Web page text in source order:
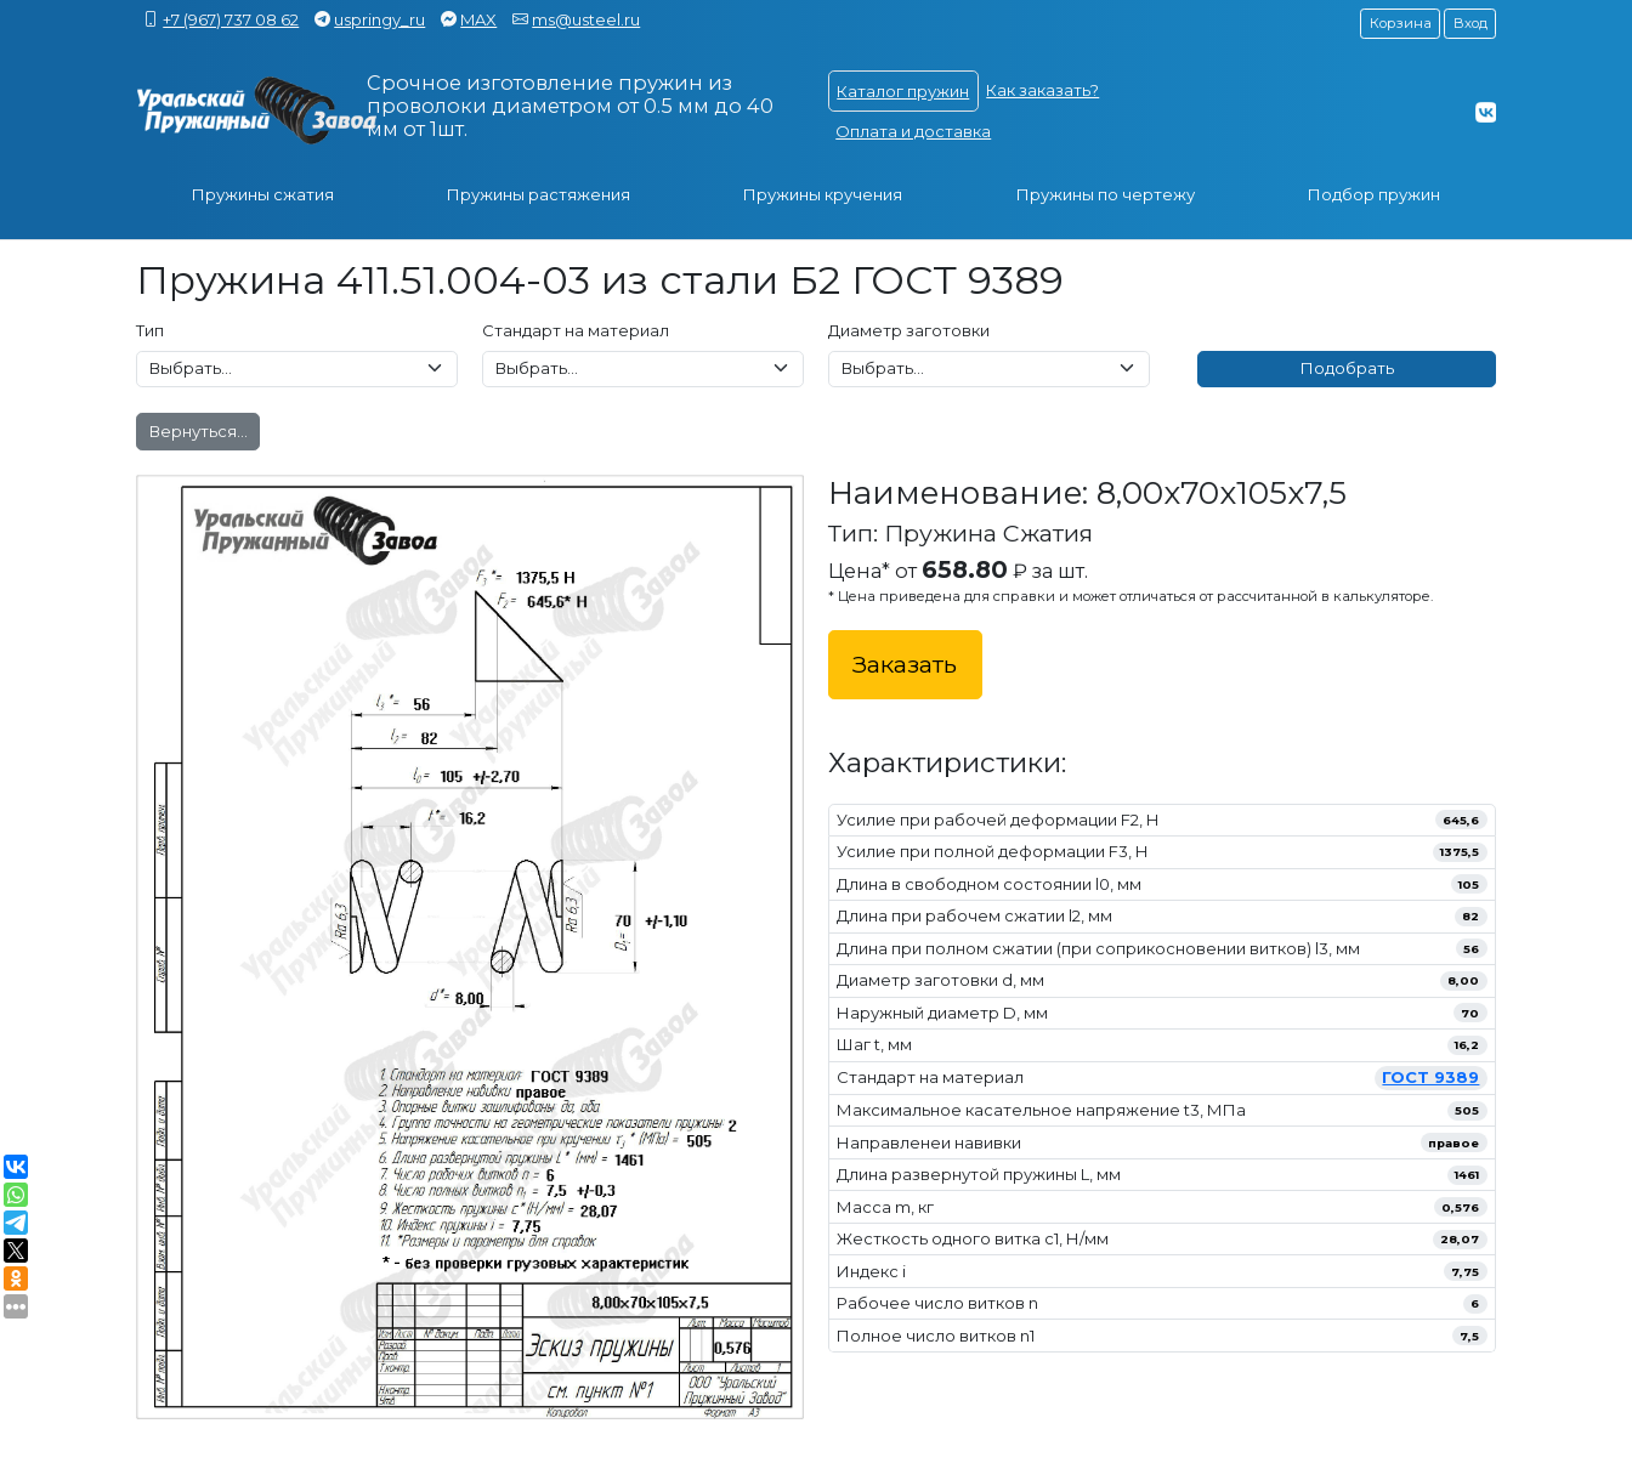
+7 (967) 737 08 62 uspringy_ru MAX ms@usteel.ru Корзина Вход
Срочное изготовление пружин из
проволоки диаметром от 0.5 мм до 40
мм от 1шт.
Каталог пружин Как заказать?
Оплата и доставка
Пружины сжатия Пружины растяжения Пружины кручения Пружины по чертежу Подбор пружин
Пружина 411.51.004-03 из стали Б2 ГОСТ 9389
Тип Стандарт на материал Диаметр заготовки
Вернуться...
Наименование: 8,00x70x105x7,5
Тип: Пружина Сжатия
Цена* от 658.80 ₽ за шт.
* Цена приведена для справки и может отличаться от рассчитанной в калькуляторе.
Заказать
Характиристики:
Усилие при рабочей деформации F2, Н 645,6
Усилие при полной деформации F3, Н 1375,5
Длина в свободном состоянии l0, мм 105
Длина при рабочем сжатии l2, мм 82
Длина при полном сжатии (при соприкосновении витков) l3, мм 56
Диаметр заготовки d, мм 8,00
Наружный диаметр D, мм 70
Шаг t, мм 16,2
Стандарт на материал
ГОСТ 9389
Максимальное касательное напряжение t3, МПа
505
Направленеи навивки правое
Длина развернутой пружины L, мм 1461
Масса m, кг 0,576
Жесткость одного витка c1, Н/мм 28,07
Индекс i 7,75
Рабочее число витков n 6
Полное число витков n1 7,5